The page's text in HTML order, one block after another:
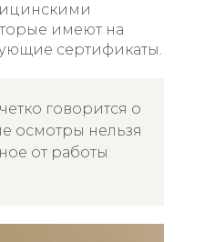
имеют на
сертификаты.
говорится о
осмотры нельзя
от работы